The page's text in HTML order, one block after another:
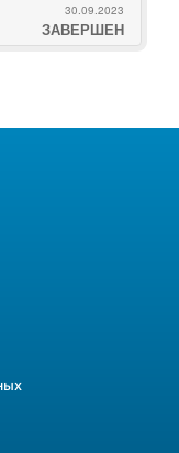
30.09.2023
ЗАВЕРШЕН